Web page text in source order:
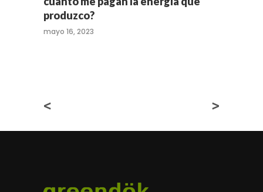
produzco?
mayo 16, 2023
< >